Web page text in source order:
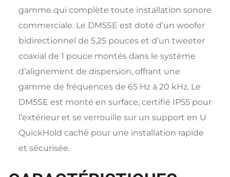
gamme qui complète toute installation sonore
commerciale. Le DM5SE est doté d’un woofer
bidirectionnel de 5,25 pouces et d’un tweeter
coaxial de 1 pouce montés dans le système
d’alignement de dispersion, offrant une
gamme de fréquences de 65 Hz à 20 kHz. Le
DM5SE est monté en surface, certifié IP55 pour
l’extérieur et se verrouille sur un support en U
QuickHold caché pour une installation rapide
et sécurisée.